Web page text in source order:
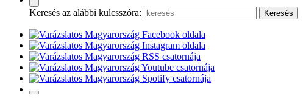
Keresés az alábbi kulcsszóra: